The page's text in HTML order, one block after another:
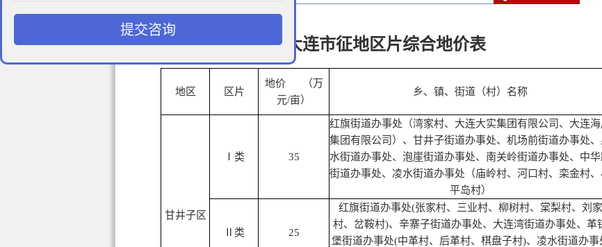
大连市征地区片综合地价表
地区 区片
地价 （万
元/亩）
乡、镇、街道（村）名称
甘井子区
Ⅰ类 35
红旗街道办事处（湾家村、大连大实集团有限公司、大连
集团有限公司）、甘井子街道办事处、机场前街道办事处、
水街道办事处、泡崖街道办事处、南关岭街道办事处、中
街道办事处、凌水街道办事处（庙岭村、河口村、栾金村
平岛村）
Ⅱ类 25
红旗街道办事处(张家村、三业村、柳树村、棠梨村、刘家
村、岔鞍村)、辛寨子街道办事处、大连湾街道办事处、革
堡街道办事处(中革村、后革村、棋盘子村)、凌水街道办事
提交咨询